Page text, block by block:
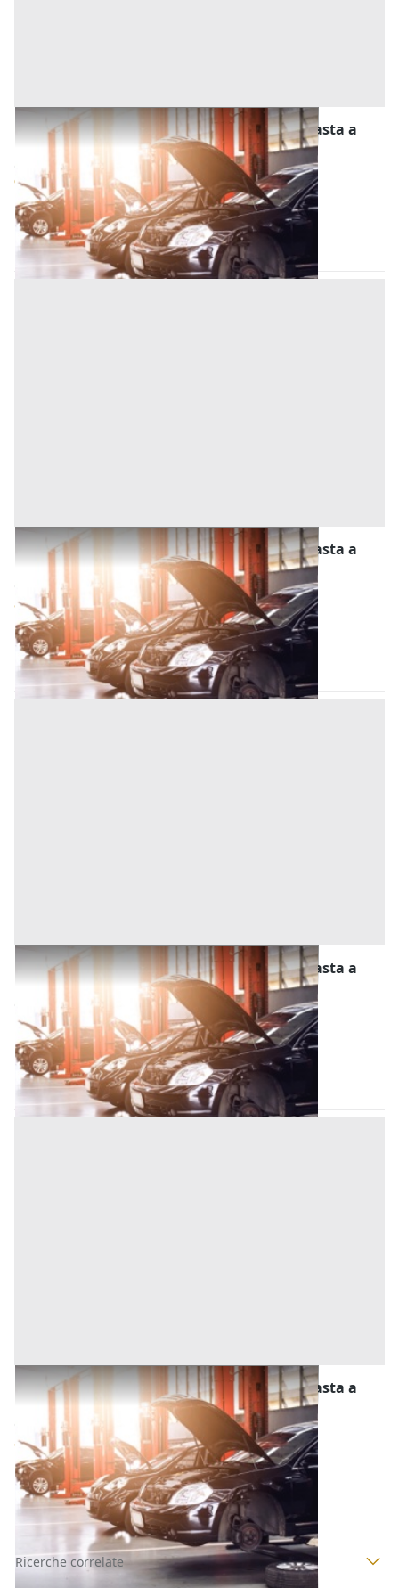
Stalle, Scuderie, Rimesse, Autorimesse all'asta a
Este
Este (Padova)
Offerta minima
9.375 € 12.500 €
Codice asta:a4985fc5
28/10/2026
Stalle, Scuderie, Rimesse, Autorimesse all'asta a
Este
Este (Padova)
Offerta minima
8.625 € 11.500 €
Codice asta:52c10d67
28/10/2026
Stalle, Scuderie, Rimesse, Autorimesse all'asta a
Este
Este (Padova)
Offerta minima
10.125 € 13.500 €
Codice asta:ae07345b
28/10/2026
Stalle, Scuderie, Rimesse, Autorimesse all'asta a
Este
Este (Padova)
Offerta minima
8.625 € 11.500 €
Codice asta:8b22ab53
28/10/2026
Ricerche correlate